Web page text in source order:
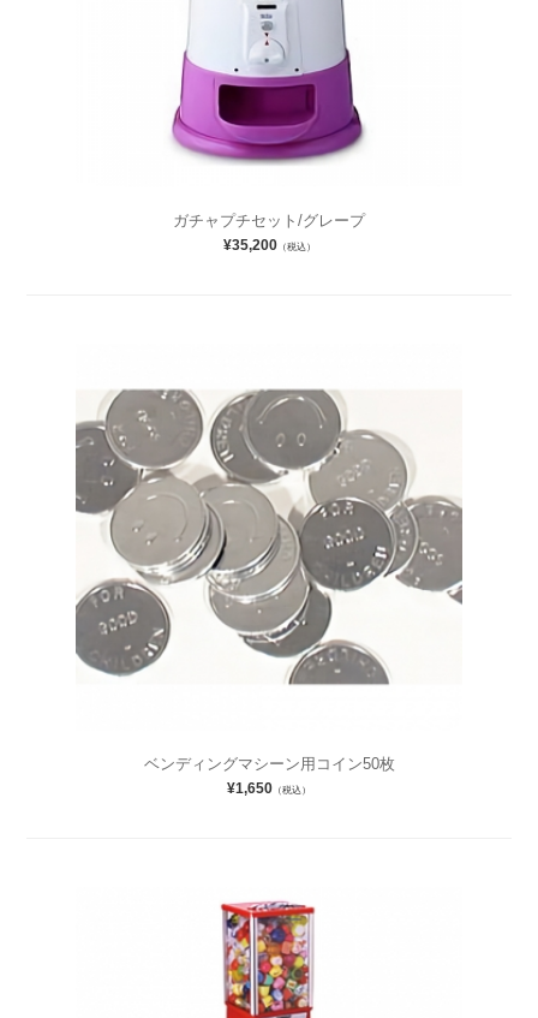
ガチャプチセット/グレープ
¥35,200（税込）
ベンディングマシーン用コイン50枚
¥1,650 （税込）